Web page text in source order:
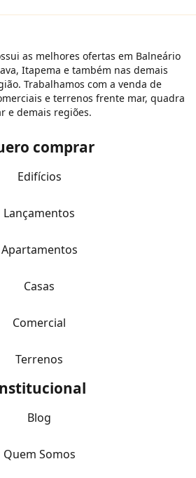
as melhores ofertas em Balneário
Itapema e também nas demais
Trabalhamos com a venda de
e terrenos frente mar, quadra
e demais regiões.
comprar
Edifícios
Lançamentos
Apartamentos
Casas
Comercial
Terrenos
Blog
Quem Somos